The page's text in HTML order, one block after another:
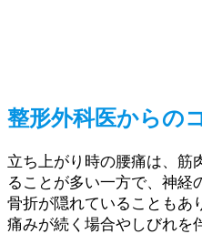
整形外科医からの
立ち上がり時の腰痛は、筋
ることが多い一方で、神経
骨折が隠れていることもあ
痛みが続く場合やしびれを